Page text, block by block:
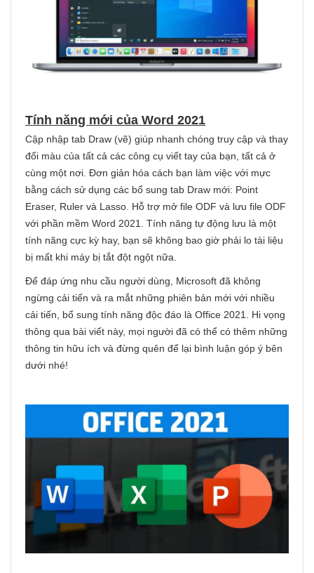
Tính năng mới của Word 2021
Cập nhập tab Draw (vẽ) giúp nhanh chóng truy cập và thay
đổi màu của tất cả các công cụ viết tay của bạn, tất cả ở
cùng một nơi. Đơn giản hóa cách bạn làm việc với mực
bằng cách sử dụng các bổ sung tab Draw mới: Point
Eraser, Ruler và Lasso. Hỗ trợ mở file ODF và lưu file ODF
với phần mềm Word 2021. Tính năng tự động lưu là một
tính năng cực kỳ hay, bạn sẽ không bao giờ phải lo tài liệu
bị mất khi máy bị tắt đột ngột nữa.
Để đáp ứng nhu cầu người dùng, Microsoft đã không
ngừng cải tiến và ra mắt những phiên bản mới với nhiều
cải tiến, bổ sung tính năng độc đáo là Office 2021. Hi vọng
thông qua bài viết này, mọi người đã có thể có thêm những
thông tin hữu ích và đừng quên để lại bình luận góp ý bên
dưới nhé!